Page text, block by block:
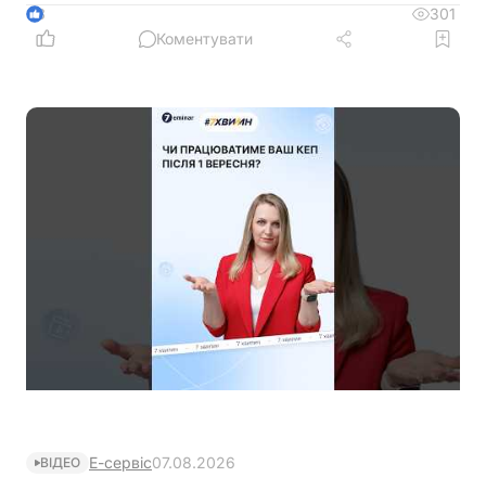
інформацію про закриття попереднього об’єкта і
створення нових у різних рядках, кожному з яких
3
301
Коментувати
ВІДЕО Е-сервіс07.08.2026